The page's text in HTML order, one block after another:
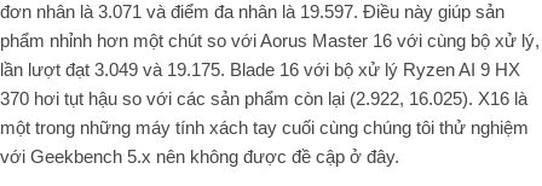
đơn nhân là 3.071 và điểm đa nhân là 19.597. Điều này giúp sản
phẩm nhỉnh hơn một chút so với Aorus Master 16 với cùng bộ xử lý,
lần lượt đạt 3.049 và 19.175. Blade 16 với bộ xử lý Ryzen AI 9 HX
370 hơi tụt hậu so với các sản phẩm còn lại (2.922, 16.025). X16 là
một trong những máy tính xách tay cuối cùng chúng tôi thử nghiệm
với Geekbench 5.x nên không được đề cập ở đây.